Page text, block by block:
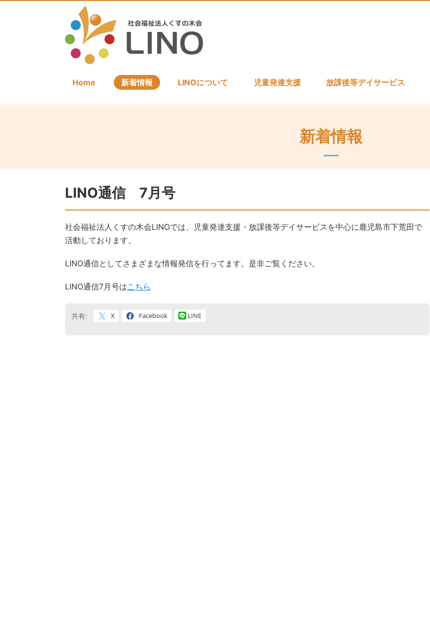
Home 新着情報 LINOについて 児童発達支援 放課後等デイサービス
新着情報
LINO通信 7月号
社会福祉法人くすの木会LINOでは、児童発達支援・放課後等デイサービスを中心に鹿児島市下荒田で
活動しております。
LINO通信としてさまざまな情報発信を行ってます。是非ご覧ください。
LINO通信7月号はこちら
共有: X Facebook LINE